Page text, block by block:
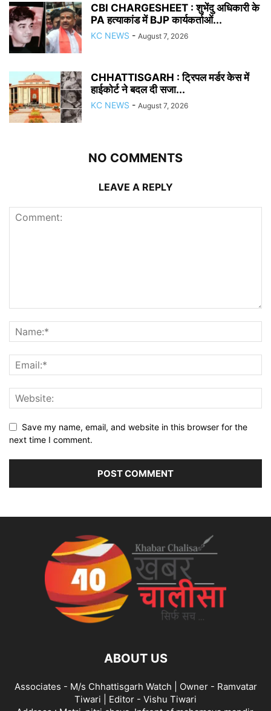
CBI CHARGESHEET : शुभेंदु अधिकारी के
PA हत्याकांड में BJP कार्यकर्ताओं...
KC NEWS - August 7, 2026
CHHATTISGARH : ट्रिपल मर्डर केस में
हाईकोर्ट ने बदल दी सजा...
KC NEWS - August 7, 2026
NO COMMENTS
LEAVE A REPLY
Save my name, email, and website in this browser for the
next time I comment.
ABOUT US
Associates - M/s Chhattisgarh Watch | Owner - Ramvatar
Tiwari | Editor - Vishu Tiwari